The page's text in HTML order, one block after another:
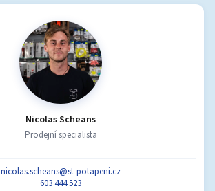
Nicolas Scheans
Prodejní specialista
nicolas.scheans@st-potapeni.cz
603 444 523